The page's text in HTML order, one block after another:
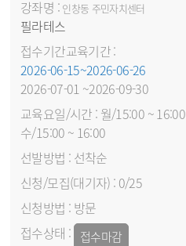
인창동 주민자치센터
필라테스
2026-06-15~2026-06-26
2026-07-01 ~2026-09-30
월/15:00 ~ 16:00
수/15:00 ~ 16:00
선착순
0/25
방문
접수마감